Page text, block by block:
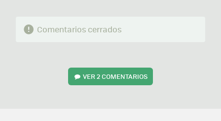
Comentarios cerrados
VER2 COMENTARIOS